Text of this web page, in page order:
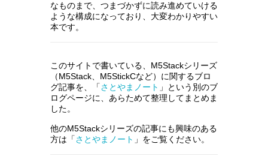
なものまで、つまづかずに読み進めていける
ような構成になっており、大変わかりやすい
本です。
このサイトで書いている、M5Stackシリーズ
（M5Stack、M5StickCなど）に関するブロ
グ記事を、「さとやまノート 」という別のブ
ログページに、あらためて整理してまとめま
した。
他のM5Stackシリーズの記事にも興味のある
方は「さとやまノート 」をご覧ください。